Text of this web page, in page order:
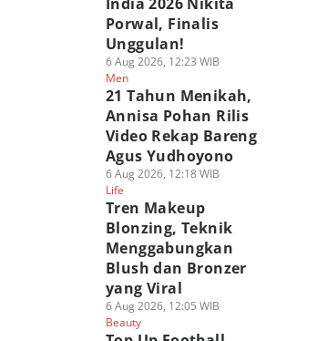
Porwal, Finalis
Unggulan!
6 Aug 2026, 12:23 WIB
Men
21 Tahun Menikah,
Annisa Pohan Rilis
Video Rekap Bareng
Agus Yudhoyono
6 Aug 2026, 12:18 WIB
Life
Tren Makeup
Blonzing, Teknik
Menggabungkan
Blush dan Bronzer
yang Viral
6 Aug 2026, 12:05 WIB
Beauty